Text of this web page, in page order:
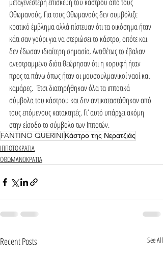
Οθωμανούς. Για τους Οθωμανούς δεν συμβόλιζε
κρατικό έμβλημα αλλά πίστευαν ότι τα οικόσημα ήταν
κάτι σαν γούρι για να στεριώσει το κάστρο, οπότε και
δεν έδωσαν ιδιαίτερη σημασία. Αντιθέτως το έβαλαν
ανεστραμμένο διότι θεώρησαν ότι η κορυφή ήταν
προς τα πάνω όπως ήταν οι μουσουλμανικοί ναοί και
καμάρες. Έτσι διατηρήθηκαν όλα τα ιπποτικά
σύμβολα του κάστρου και δεν αντικαταστάθηκαν από
τους επόμενους κατακτητές. Γι’ αυτό υπάρχει ακόμη
στην είσοδο το σύμβολο των Ιπποτών.
FANTINO QUERINI Κάστρο της Νερατζιάς
ΙΠΠΟΤΟΚΡΑΤΙΑ
ΟΘΩΜΑΝΟΚΡΑΤΙΑ
Recent Posts See All